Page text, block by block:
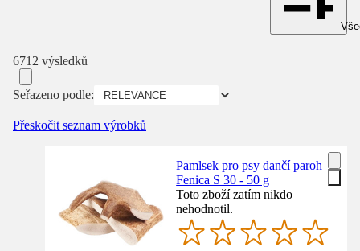
6712 výsledků
Seřazeno podle:
Přeskočit seznam výrobků
Pamlsek pro psy dančí paroh
Fenica S 30 - 50 g
Toto zboží zatím nikdo
nehodnotil.